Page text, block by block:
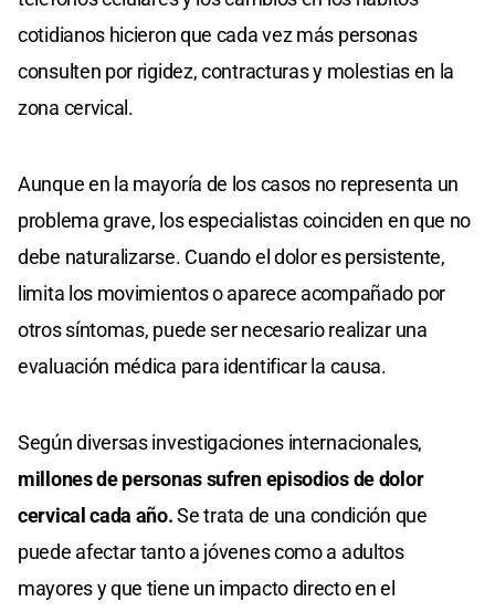
cotidianos hicieron que cada vez más personas
consulten por rigidez, contracturas y molestias en la
zona cervical.
Aunque en la mayoría de los casos no representa un
problema grave, los especialistas coinciden en que no
debe naturalizarse. Cuando el dolor es persistente,
limita los movimientos o aparece acompañado por
otros síntomas, puede ser necesario realizar una
evaluación médica para identificar la causa.
Según diversas investigaciones internacionales,
millones de personas sufren episodios de dolor
cervical cada año.Se trata de una condición que
puede afectar tanto a jóvenes como a adultos
mayores y que tiene un impacto directo en el